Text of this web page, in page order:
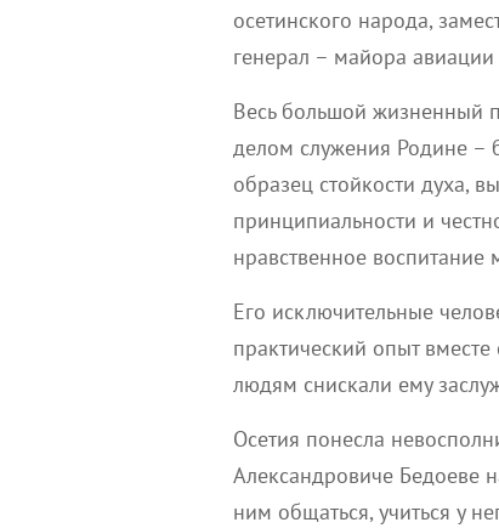
осетинского народа,
генерал – майора
Весь большой жизненный
делом служения Родине
образец стойкости духа,
принципиальности и
нравственное воспитание
Его исключительные
практический опыт
людям снискали ему
Осетия понесла
Александровиче Бедоеве
ним общаться, учиться у